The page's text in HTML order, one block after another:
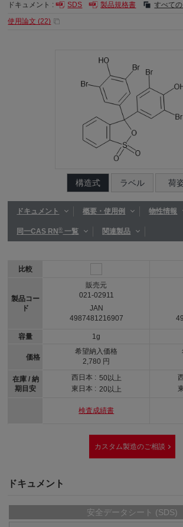
ドキュメント : SDS 製品規格書
すべて
使用論文 (22)
構造式 ラベル 荷
ドキュメント 概要・使用例 物性情報
同一CAS RN®一覧 関連製品
比較
製品コー
ド
容量
価格
在庫 / 納
期目安
販売元
021-02911
JAN
4987481216907
1g
希望納入価格
2,780 円
西日本 : 50以上
東日本 : 20以上
検査成績書
カスタム製造のご相談
ドキュメント
安全データシート (SDS)